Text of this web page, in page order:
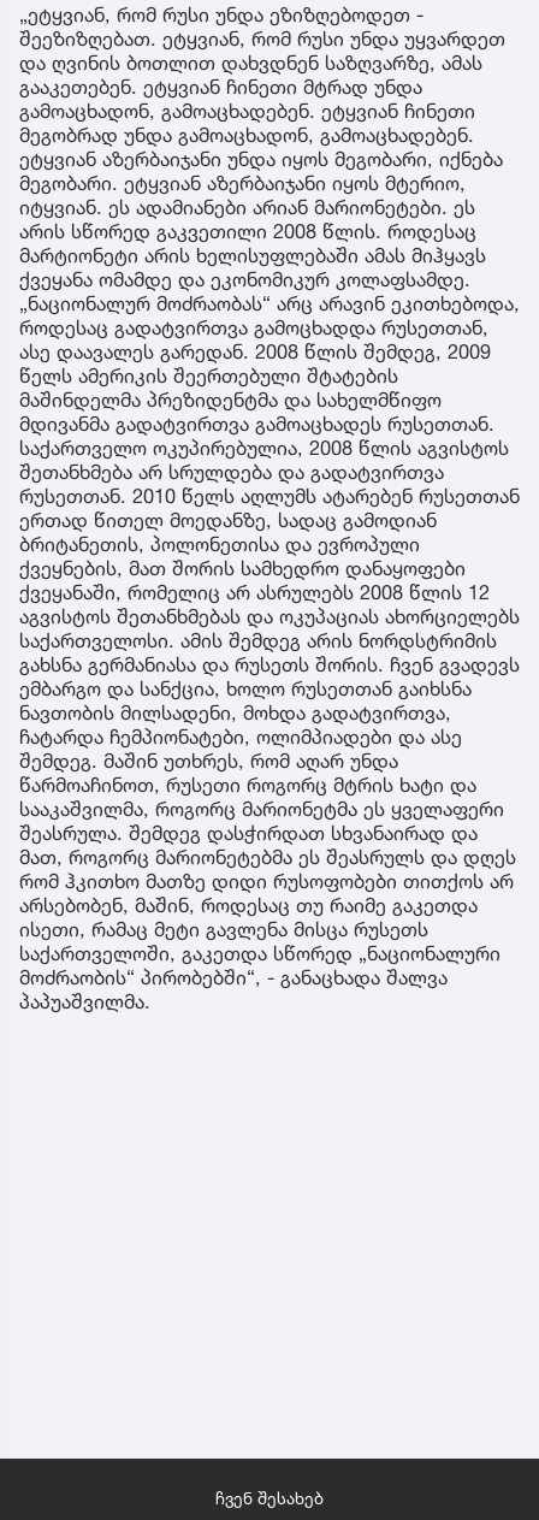
„ეტყვიან, რომ რუსი უნდა ეზიზღებოდეთ -
შეეზიზღებათ. ეტყვიან, რომ რუსი უნდა უყვარდეთ
და ღვინის ბოთლით დახვდნენ საზღვარზე, ამას
გააკეთებენ. ეტყვიან ჩინეთი მტრად უნდა
გამოაცხადონ, გამოაცხადებენ. ეტყვიან ჩინეთი
მეგობრად უნდა გამოაცხადონ, გამოაცხადებენ.
ეტყვიან აზერბაიჯანი უნდა იყოს მეგობარი, იქნება
მეგობარი. ეტყვიან აზერბაიჯანი იყოს მტერიო,
იტყვიან. ეს ადამიანები არიან მარიონეტები. ეს
არის სწორედ გაკვეთილი 2008 წლის. როდესაც
მარტიონეტი არის ხელისუფლებაში ამას მიჰყავს
ქვეყანა ომამდე და ეკონომიკურ კოლაფსამდე.
„ნაციონალურ მოძრაობას“ არც არავინ ეკითხებოდა,
როდესაც გადატვირთვა გამოცხადდა რუსეთთან,
ასე დაავალეს გარედან. 2008 წლის შემდეგ, 2009
წელს ამერიკის შეერთებული შტატების
მაშინდელმა პრეზიდენტმა და სახელმწიფო
მდივანმა გადატვირთვა გამოაცხადეს რუსეთთან.
საქართველო ოკუპირებულია, 2008 წლის აგვისტოს
შეთანხმება არ სრულდება და გადატვირთვა
რუსეთთან. 2010 წელს აღლუმს ატარებენ რუსეთთან
ერთად წითელ მოედანზე, სადაც გამოდიან
ბრიტანეთის, პოლონეთისა და ევროპული
ქვეყნების, მათ შორის სამხედრო დანაყოფები
ქვეყანაში, რომელიც არ ასრულებს 2008 წლის 12
აგვისტოს შეთანხმებას და ოკუპაციას ახორციელებს
საქართველოსი. ამის შემდეგ არის ნორდსტრიმის
გახსნა გერმანიასა და რუსეთს შორის. ჩვენ გვადევს
ემბარგო და სანქცია, ხოლო რუსეთთან გაიხსნა
ნავთობის მილსადენი, მოხდა გადატვირთვა,
ჩატარდა ჩემპიონატები, ოლიმპიადები და ასე
შემდეგ. მაშინ უთხრეს, რომ აღარ უნდა
წარმოაჩინოთ, რუსეთი როგორც მტრის ხატი და
სააკაშვილმა, როგორც მარიონეტმა ეს ყველაფერი
შეასრულა. შემდეგ დასჭირდათ სხვანაირად და
მათ, როგორც მარიონეტებმა ეს შეასრულს და დღეს
რომ ჰკითხო მათზე დიდი რუსოფობები თითქოს არ
არსებობენ, მაშინ, როდესაც თუ რაიმე გაკეთდა
ისეთი, რამაც მეტი გავლენა მისცა რუსეთს
საქართველოში, გაკეთდა სწორედ „ნაციონალური
მოძრაობის“ პირობებში“, - განაცხადა შალვა
პაპუაშვილმა.
ჩვენ შესახებ